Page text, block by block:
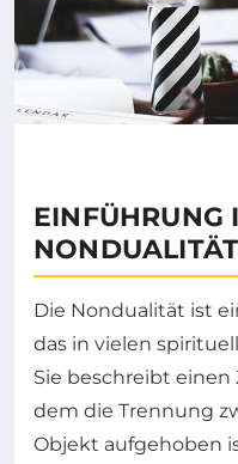
EINFÜHRUNG
NONDUALITÄT
Die Nondualität ist
das in vielen
Sie beschreibt
dem die Trennung
Objekt aufgehoben